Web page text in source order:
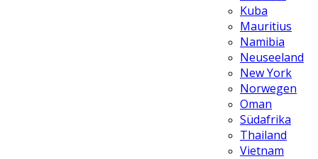
Kuba
Mauritius
Namibia
Neuseeland
New York
Norwegen
Oman
Südafrika
Thailand
Vietnam